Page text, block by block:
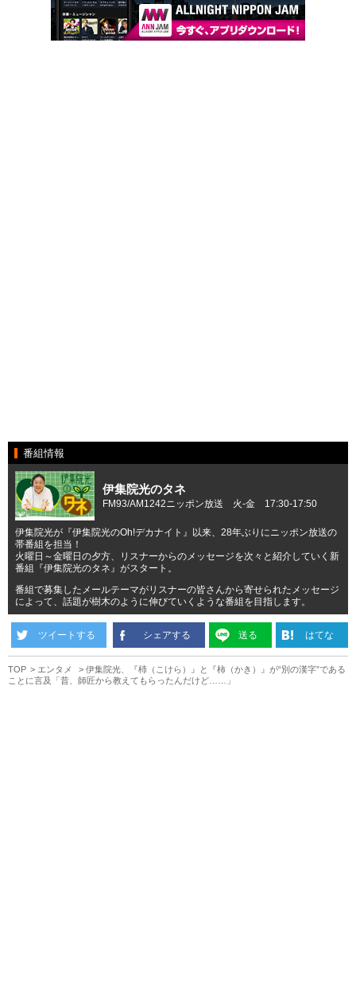
番組情報
伊集院光のタネ
FM93/AM1242ニッポン放送 火-金 17:30-17:50
伊集院光が『伊集院光のOh!デカナイト』以来、28年ぶりにニッポン放送の
帯番組を担当！
火曜日～金曜日の夕方、リスナーからのメッセージを次々と紹介していく新
番組『伊集院光のタネ』がスタート。
番組で募集したメールテーマがリスナーの皆さんから寄せられたメッセージ
によって、話題が樹木のように伸びていくような番組を目指します。
ツイートする シェアする 送る はてな
TOP エンタメ
伊集院光、『杮（こけら）』と『柿（かき）』が“別の漢字”である
ことに言及「昔、師匠から教えてもらったんだけど……」